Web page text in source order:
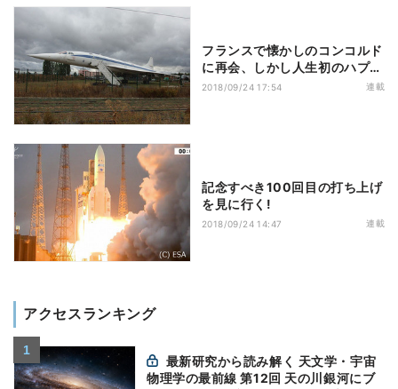
フランスで懐かしのコンコルド
に再会、しかし人生初のハプニ
ングも…
2018/09/24 17:54 連載
記念すべき100回目の打ち上げ
を見に行く!
2018/09/24 14:47 連載
アクセスランキング
物理学の最前線 第12回 天の川銀河にブ